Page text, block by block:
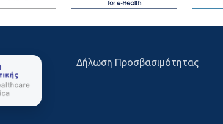
Δήλωση Προσβασιμότητας